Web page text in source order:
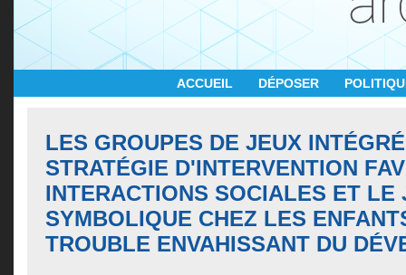
ACCUEIL DÉPOSER
LES GROUPES DE JEUX
STRATÉGIE D'INTERVENTION
INTERACTIONS SOCIALES ET LE
SYMBOLIQUE CHEZ LES
TROUBLE ENVAHISSANT DU